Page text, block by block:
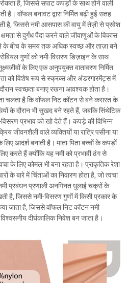
है, जिससे सपाट कपड़ों के साथ होने वाली
है। वॉफल बनावट द्वारा निर्मित बढ़ी हुई सतह
है, जिससे नमी आसपास की वायु में तेज़ी से प्रवेश
से दुर्गंध पैदा करने वाले जीवाणुओं के विकास
के बीच के समय तक अधिक स्वच्छ और ताज़ा बने
गुणों को नमी-विसरण डिज़ाइन के साथ
के लिए एक अनुपयुक्त वातावरण निर्मित
को विशेष रूप से स्क्रब्स और अंडरगारमेंट्स में
स्वच्छता बनाए रखना आवश्यक होता है।
चलता है कि वॉफल निट कॉटन से बने कसरत के
के दौरान भी सुखद बने रहते हैं, जबकि सिंथेटिक
प्रभाव को खो देते हैं। कपड़े की विभिन्न
जीवनशैली वाले व्यक्तियों या रात्रि पसीना या
आदर्श बनाती है। माता-पिता बच्चों के कपड़ों
करते हैं क्योंकि यह नमी को प्रभावी ढंग से
के लिए कोमल भी बना रहता है। प्राकृतिक रेशा
के बारे में चिंताओं का निवारण होता है, जो त्वचा
प्रबंधन प्रणाली अनगिनत धुलाई चक्रों के
है, जिससे नमी-विसरण गुणों में किसी प्रकार के
जाता है, जिससे वॉफल निट कॉटन नमी
दीर्घकालिक निवेश बन जाता है।